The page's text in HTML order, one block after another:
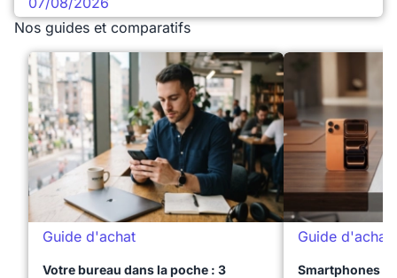
Nos guides et comparatifs
Guide d'achat
Votre bureau dans la poche : 3
Guide d'achat
Smartphones